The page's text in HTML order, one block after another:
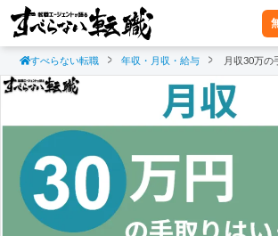
すべらない転職 年収・月収・給与 月収30万の